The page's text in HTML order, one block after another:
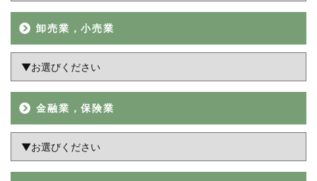
卸売業，小売業
金融業，保険業